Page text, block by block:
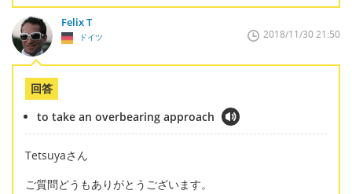
Felix T
ドイツ 2018/11/30 21:50
回答
to take an overbearing approach
Tetsuyaさん
ご質問どうもありがとうございます。